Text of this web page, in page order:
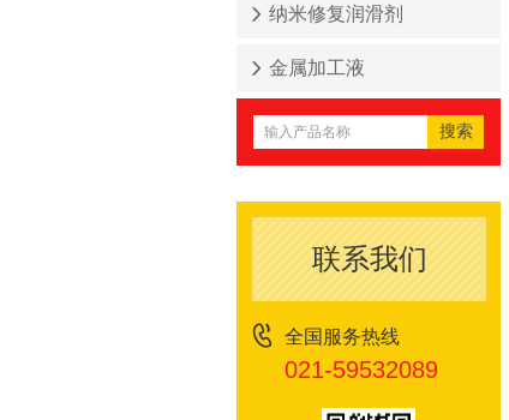
纳米修复润滑剂
金属加工液
联系我们
全国服务热线
021-59532089